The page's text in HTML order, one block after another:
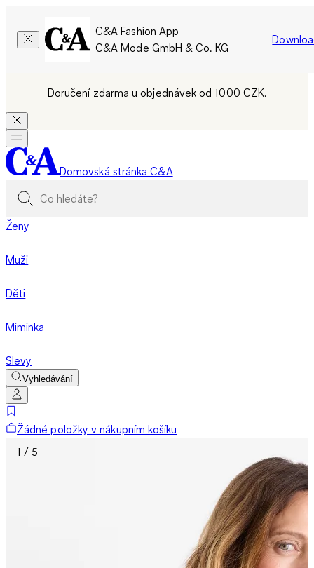
C&A Fashion App
C&A Mode GmbH & Co. KG
Doručení zdarma u objednávek od 1000 CZK.
Domovská stránka C&A
Ženy
Muži
Děti
Miminka
Slevy
Vyhledávání
Žádné položky v nákupním košíku
1 / 5